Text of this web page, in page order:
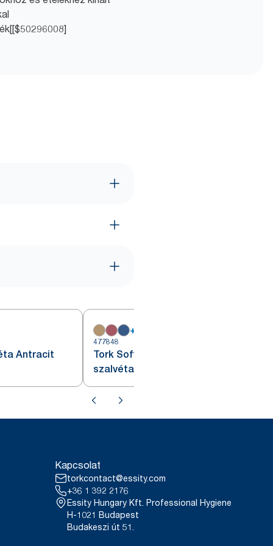
Antracit
+
477848
Tork Soft antracit Lunch
szalvéta
Kapcsolat
torkcontact@essity.com
+36 1 392 2176
Essity Hungary Kft. Professional Hygiene
H-1021 Budapest
Budakeszi út 51.